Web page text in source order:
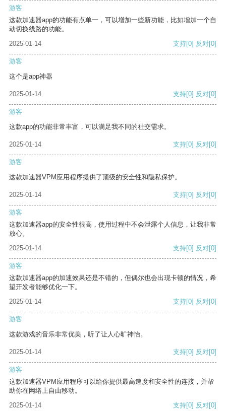
游客
这款加速器app的功能有点单一，可以增加一些新功能，比如增加一个自
动切换线路的功能。
2025-01-14
支持[0] 反对[0]
游客
这个是app神器
2025-01-14 支持[0] 反对[0]
游客
这款app的功能非常丰富，可以满足我不同的社交需求。
2025-01-14 支持[0] 反对[0]
游客
这款加速器VPM应用程序提供了顶级的安全性和隐私保护。
2025-01-14 支持[0] 反对[0]
游客
这款加速器app的安全性很高，使用过程中不会泄露个人信息，让我非常
放心。
2025-01-14
支持[0] 反对[0]
游客
这款加速器app的加速效果还是不错的，但偶尔也会出现卡顿的情况，希
望开发者能够优化一下。
2025-01-14
支持[0] 反对[0]
游客
这款游戏的音乐非常优美，听了让人心旷神怡。
2025-01-14 支持[0] 反对[0]
游客
这款加速器VPM应用程序可以给你提供最高速度和安全性的连接，并帮
助你在网络上自由移动。
2025-01-14
支持[0] 反对[0]